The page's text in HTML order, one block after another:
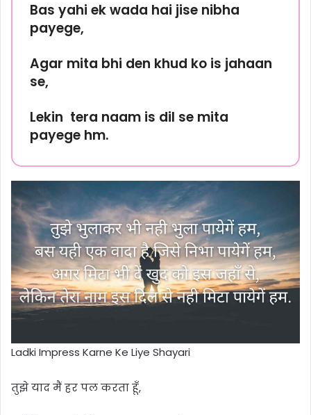
Bas yahi ek wada hai jise nibha
payege,
Agar mita bhi den khud ko is jahaan
se,
Lekin tera naam is dil se mita
payege hm.
Ladki Impress Karne Ke Liye Shayari
तुझे याद मैं हर पल करता हूँ,